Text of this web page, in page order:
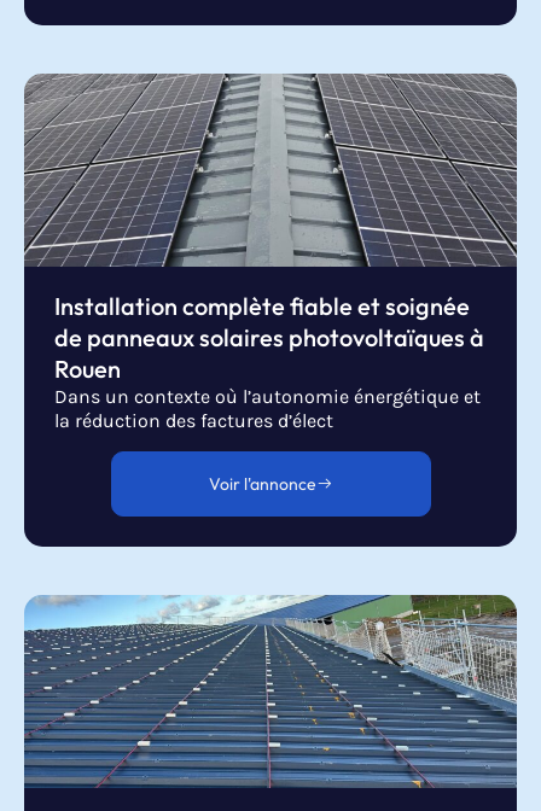
Installation complète fiable et soignée
de panneaux solaires photovoltaïques à
Rouen
Dans un contexte où l’autonomie énergétique et
la réduction des factures d’élect
Voir l'annonce